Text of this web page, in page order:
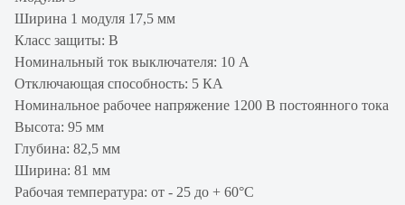
Ширина 1 модуля 17,5 мм
Класс защиты: B
Номинальный ток выключателя: 10 А
Отключающая способность: 5 КА
Номинальное рабочее напряжение 1200 В постоянного тока
Высота: 95 мм
Глубина: 82,5 мм
Ширина: 81 мм
Рабочая температура: от - 25 до + 60°С